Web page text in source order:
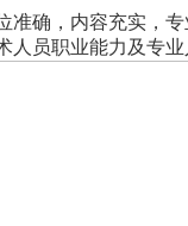
确，内容充实，
员职业能力及专业